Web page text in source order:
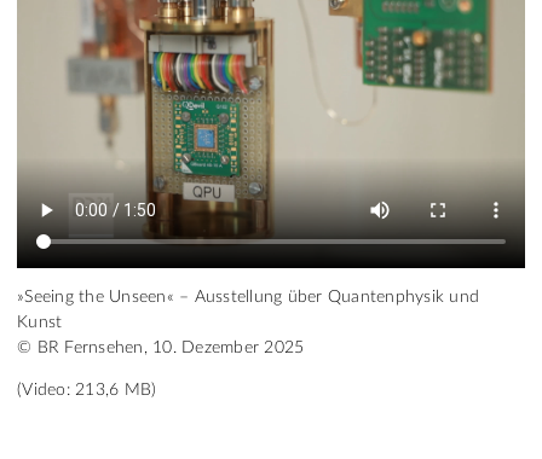
»Seeing the Unseen« – Ausstellung über Quantenphysik und
Kunst
© BR Fernsehen, 10. Dezember 2025
(Video: 213,6 MB)